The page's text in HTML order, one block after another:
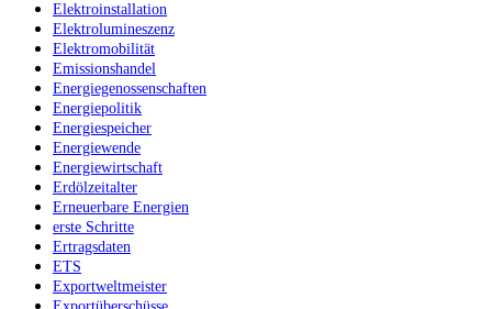
Elektroinstallation
Elektrolumineszenz
Elektromobilität
Emissionshandel
Energiegenossenschaften
Energiepolitik
Energiespeicher
Energiewende
Energiewirtschaft
Erdölzeitalter
Erneuerbare Energien
erste Schritte
Ertragsdaten
ETS
Exportweltmeister